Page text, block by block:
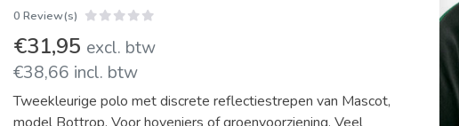
0 Review(s)
€31,95 excl. btw
€38,66 incl. btw
Tweekleurige polo met discrete reflectiestrepen van Mascot,